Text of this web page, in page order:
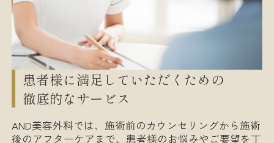
患者様に満足していただくための
徹底的なサービス
AND美容外科では、施術前のカウンセリングから施術
後のアフターケアまで、患者様のお悩みやご要望を丁